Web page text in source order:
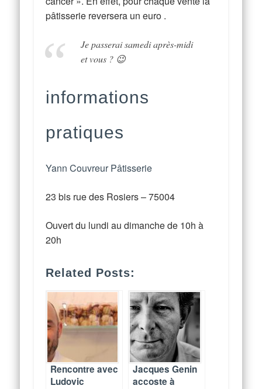
pâtisserie reversera un euro .
Je passerai samedi après-midi
et vous ? 😉
informations
pratiques
Yann Couvreur Pâtisserie
23 bis rue des Rosiers – 75004
Ouvert du lundi au dimanche de 10h à
20h
Related Posts:
Rencontre avec
Ludovic
Jacques Genin
accoste à